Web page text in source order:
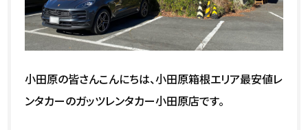
小田原の皆さんこんにちは、小田原箱根エリア最安値レ
ンタカーのガッツレンタカー小田原店です。